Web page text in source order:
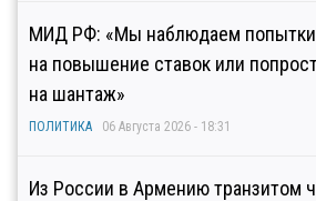
МИД РФ: «Мы наблюдаем попытки
на повышение ставок или
на шантаж»
ПОЛИТИКА 06 Августа 2026 - 18:31
Из России в Армению транзитом